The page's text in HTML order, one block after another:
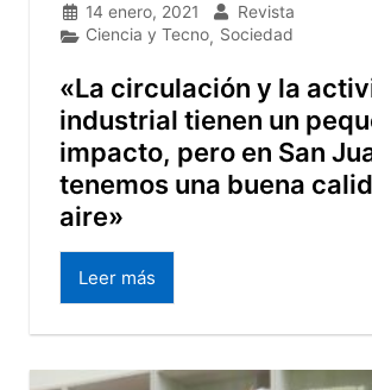
14 enero, 2021
Revista
Ciencia y Tecno, Sociedad
«La circulación y la
industrial tienen un
impacto, pero en San
tenemos una buena
aire»
Leer más